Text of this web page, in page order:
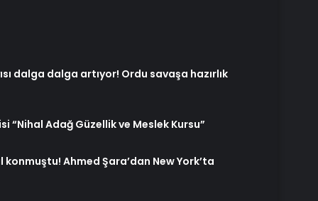
dalga dalga artıyor! Ordu savaşa hazırlık
“Nihal Adağ Güzellik ve Meslek Kursu”
konmuştu! Ahmed Şara’dan New York’ta